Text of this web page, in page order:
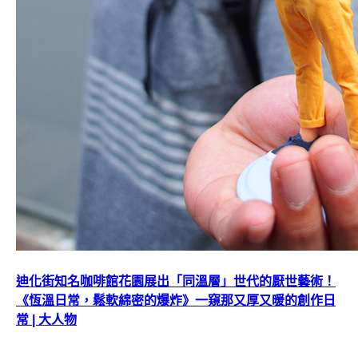
迪化街知名咖啡館花園展出「同溫層」世代的厭世藝術！
《恆溫日常，鬆軟綿密的爆炸》一窺那又厚又暖的創作日
常 | 大人物